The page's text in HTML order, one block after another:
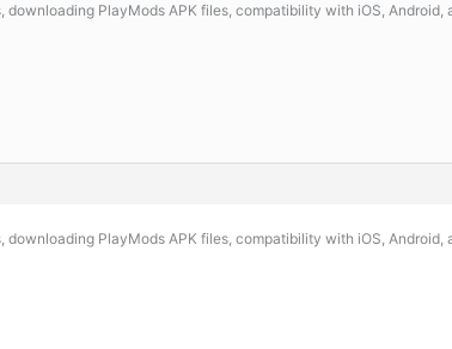
PlayMods APK files, compatibility with iOS, Android,
PlayMods APK files, compatibility with iOS, Android,